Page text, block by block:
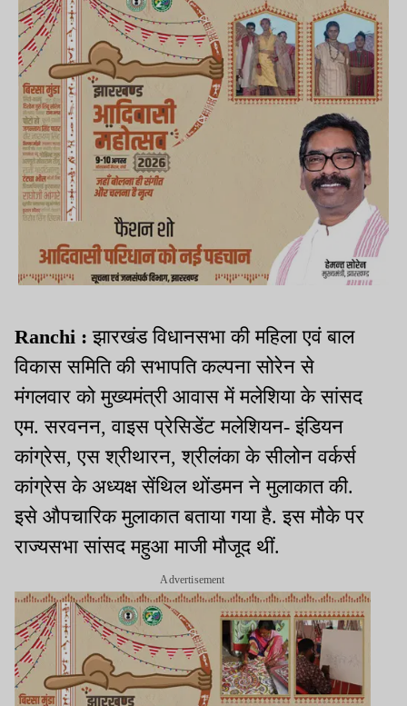
Ranchi : झारखंड विधानसभा की महिला एवं बाल
विकास समिति की सभापति कल्पना सोरेन से
मंगलवार को मुख्यमंत्री आवास में मलेशिया के सांसद
एम. सरवनन, वाइस प्रेसिडेंट मलेशियन- इंडियन
कांग्रेस, एस श्रीथारन, श्रीलंका के सीलोन वर्कर्स
कांग्रेस के अध्यक्ष सेंथिल थोंडमन ने मुलाकात की.
इसे औपचारिक मुलाकात बताया गया है. इस मौके पर
राज्यसभा सांसद महुआ माजी मौजूद थीं.
Advertisement